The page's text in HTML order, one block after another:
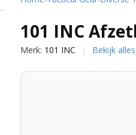
101 INC
Merk: 101 INC Bekijk